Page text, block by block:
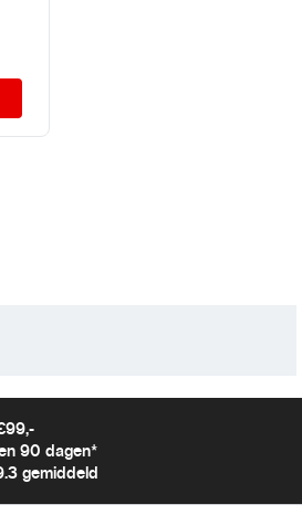
90 dagen*
gemiddeld